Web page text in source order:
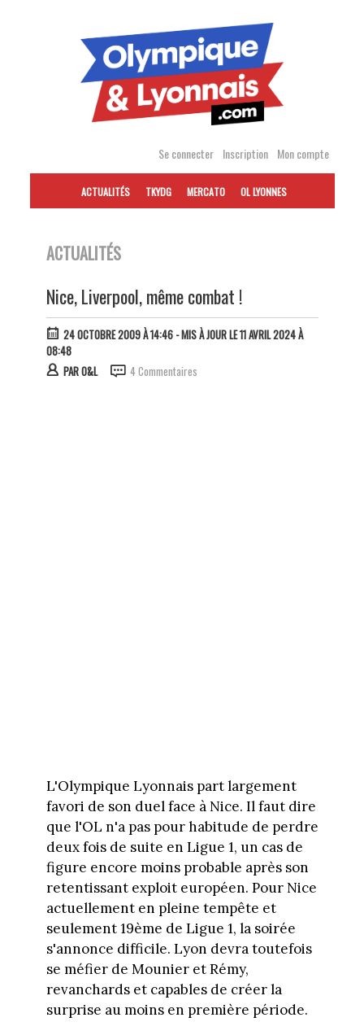
Se connecter Inscription Mon compte
ACTUALITÉS TKYDG MERCATO OL LYONNES
ACTUALITÉS
Nice, Liverpool, même combat !
24 OCTOBRE 2009 À 14:46- MIS À JOUR LE 11 AVRIL 2024 À
08:48
PARO&L 4 Commentaires
L'Olympique Lyonnais part largement
favori de son duel face à Nice. Il faut dire
que l'OL n'a pas pour habitude de perdre
deux fois de suite en Ligue 1, un cas de
figure encore moins probable après son
retentissant exploit européen. Pour Nice
actuellement en pleine tempête et
seulement 19ème de Ligue 1, la soirée
s'annonce difficile. Lyon devra toutefois
se méfier de Mounier et Rémy,
revanchards et capables de créer la
surprise au moins en première période.